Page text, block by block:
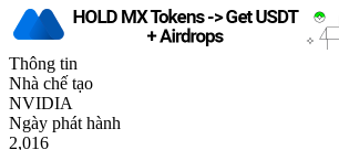
Thông tin
Nhà chế tạo
NVIDIA
Ngày phát hành
2,016